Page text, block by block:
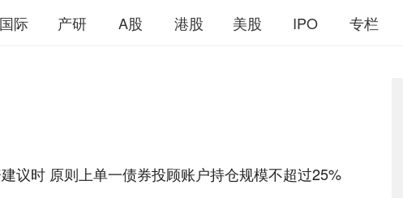
国际 产研 A股 港股 美股 IPO 专栏
议时 原则上单一债券投顾账户持仓规模不超过25%